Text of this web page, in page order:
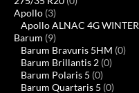
Apollo (3)
Apollo ALNAC 4G WINTER
Barum (9)
Barum Bravuris 5HM (0)
Barum Brillantis 2 (0)
Barum Polaris 5 (0)
Barum Quartaris 5 (0)